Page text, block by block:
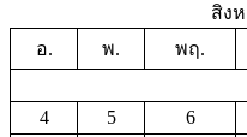
สิง
อ.
พ. พฤ.
4
5 6